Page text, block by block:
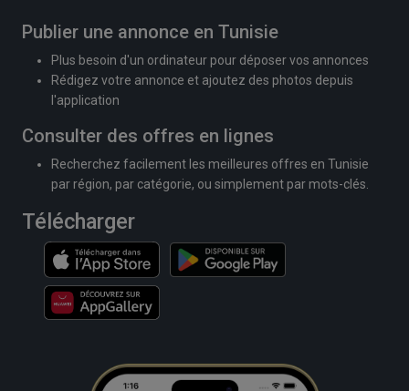
Publier une annonce en Tunisie
Plus besoin d'un ordinateur pour déposer vos annonces
Rédigez votre annonce et ajoutez des photos depuis
l'application
Consulter des offres en lignes
Recherchez facilement les meilleures offres en Tunisie
par région, par catégorie, ou simplement par mots-clés.
Télécharger